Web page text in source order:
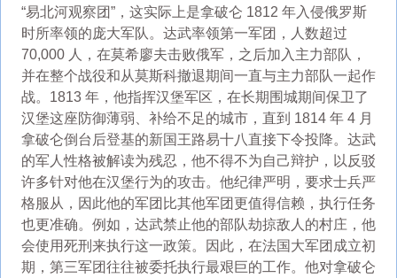
“易北河观察团”，这实际上是拿破仑 1812 年入侵俄罗斯
时所率领的庞大军队。达武率领第一军团，人数超过
70,000 人，在莫希廖夫击败俄军，之后加入主力部队，
并在整个战役和从莫斯科撤退期间一直与主力部队一起作
战。1813 年，他指挥汉堡军区，在长期围城期间保卫了
汉堡这座防御薄弱、补给不足的城市，直到 1814 年 4 月
拿破仑倒台后登基的新国王路易十八直接下令投降。达武
的军人性格被解读为残忍，他不得不为自己辩护，以反驳
许多针对他在汉堡行为的攻击。他纪律严明，要求士兵严
格服从，因此他的军团比其他军团更值得信赖，执行任务
也更准确。例如，达武禁止他的部队劫掠敌人的村庄，他
会使用死刑来执行这一政策。因此，在法国大军团成立初
期，第三军团往往被委托执行最艰巨的工作。他对拿破仑